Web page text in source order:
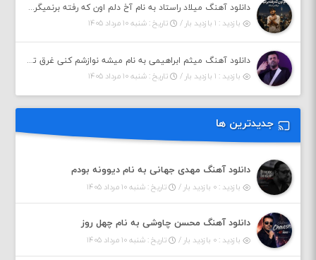
دانلود آهنگ میلاد راستاد به نام آخ دلم اون که رفته برنمیگرده اون که رفته خیلی نامرده
بازدید : ۱ بازدید بار /
تاریخ : شنبه ۱۰ مرداد ۱۴۰۵
دانلود آهنگ میثم ابراهیمی به نام میشه نوازشم کنی غرق تو شم
بازدید : ۱ بازدید بار /
تاریخ : شنبه ۱۰ مرداد ۱۴۰۵
جدیدترین ها
دانلود آهنگ مهدی جهانی به نام دیوونه بودم
بازدید : ۰ بازدید بار / تاریخ : شنبه ۱۰ مرداد ۱۴۰۵
دانلود آهنگ محسن چاوشی به نام چهل روز
بازدید : ۰ بازدید بار / تاریخ : شنبه ۱۰ مرداد ۱۴۰۵